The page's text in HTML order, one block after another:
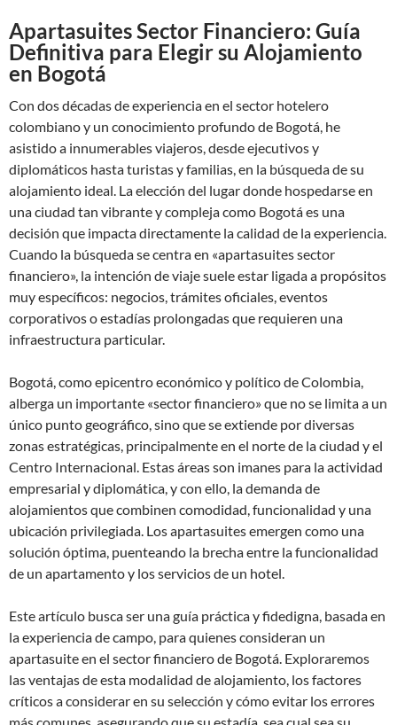
Apartasuites Sector Financiero: Guía
Definitiva para Elegir su Alojamiento
en Bogotá
Con dos décadas de experiencia en el sector hotelero
colombiano y un conocimiento profundo de Bogotá, he
asistido a innumerables viajeros, desde ejecutivos y
diplomáticos hasta turistas y familias, en la búsqueda de su
alojamiento ideal. La elección del lugar donde hospedarse en
una ciudad tan vibrante y compleja como Bogotá es una
decisión que impacta directamente la calidad de la experiencia.
Cuando la búsqueda se centra en «apartasuites sector
financiero», la intención de viaje suele estar ligada a propósitos
muy específicos: negocios, trámites oficiales, eventos
corporativos o estadías prolongadas que requieren una
infraestructura particular.
Bogotá, como epicentro económico y político de Colombia,
alberga un importante «sector financiero» que no se limita a un
único punto geográfico, sino que se extiende por diversas
zonas estratégicas, principalmente en el norte de la ciudad y el
Centro Internacional. Estas áreas son imanes para la actividad
empresarial y diplomática, y con ello, la demanda de
alojamientos que combinen comodidad, funcionalidad y una
ubicación privilegiada. Los apartasuites emergen como una
solución óptima, puenteando la brecha entre la funcionalidad
de un apartamento y los servicios de un hotel.
Este artículo busca ser una guía práctica y fidedigna, basada en
la experiencia de campo, para quienes consideran un
apartasuite en el sector financiero de Bogotá. Exploraremos
las ventajas de esta modalidad de alojamiento, los factores
críticos a considerar en su selección y cómo evitar los errores